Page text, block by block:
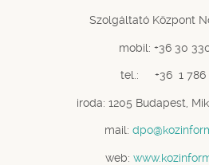
Szolgáltató Központ
mobil: +36 30
tel.: +36 1 786
iroda: 1205 Budapest,
mail:
web: